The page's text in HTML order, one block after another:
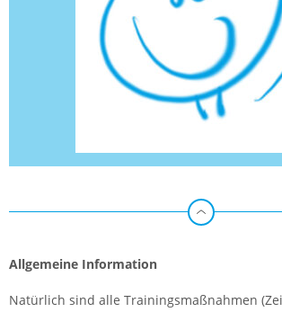
Allgemeine Information
Natürlich sind alle Trainingsmaßnahmen